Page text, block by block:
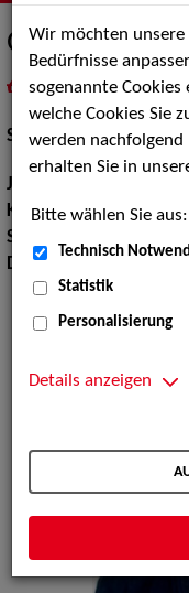
Gabriel Noah
inMeine Merkliste
Schauspiel:Bühne
Jahrgang:
Körpergröße:171 cm
Sprachen:
Dialekte:
Wir möchten
Bedürfnisse
sogenannte Cookies
welche Cookies Sie
werden
erhalten Sie in
Bitte wählen Sie aus:
Technisch
Statistik
Personalisierung
Details anzeigen